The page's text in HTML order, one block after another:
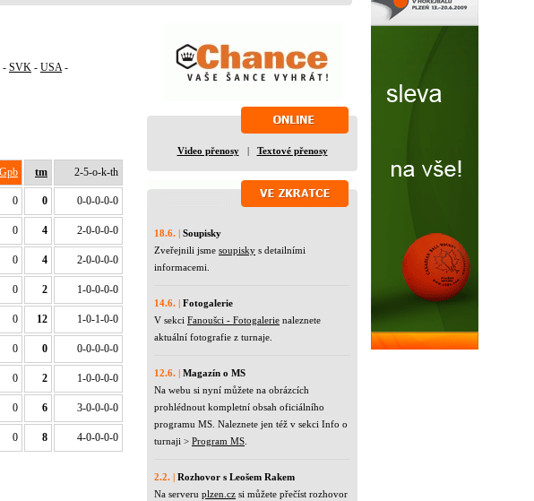
- SVK - USA-
Gpb tm 2-5-o-k-th
0 0 0-0-0-0-0
0 4 2-0-0-0-0
0 4 2-0-0-0-0
0 2 1-0-0-0-0
0 12 1-0-1-0-0
0 0 0-0-0-0-0
0 2 1-0-0-0-0
0 6 3-0-0-0-0
0 8 4-0-0-0-0
Video přenosy| Textové přenosy
18.6. | Soupisky
Zveřejnili jsme soupisky s detailními
informacemi.
14.6. | Fotogalerie
V sekci Fanoušci - Fotogalerie naleznete
aktuální fotografie z turnaje.
12.6. | Magazín o MS
Na webu si nyní můžete na obrázcích
prohlédnout kompletní obsah oficiálního
programu MS. Naleznete jen též v sekci Info o
turnaji > Program MS
2.2. | Rozhovor s Leošem Rakem
Na serveru plzen.cz si můžete přečíst rozhovor